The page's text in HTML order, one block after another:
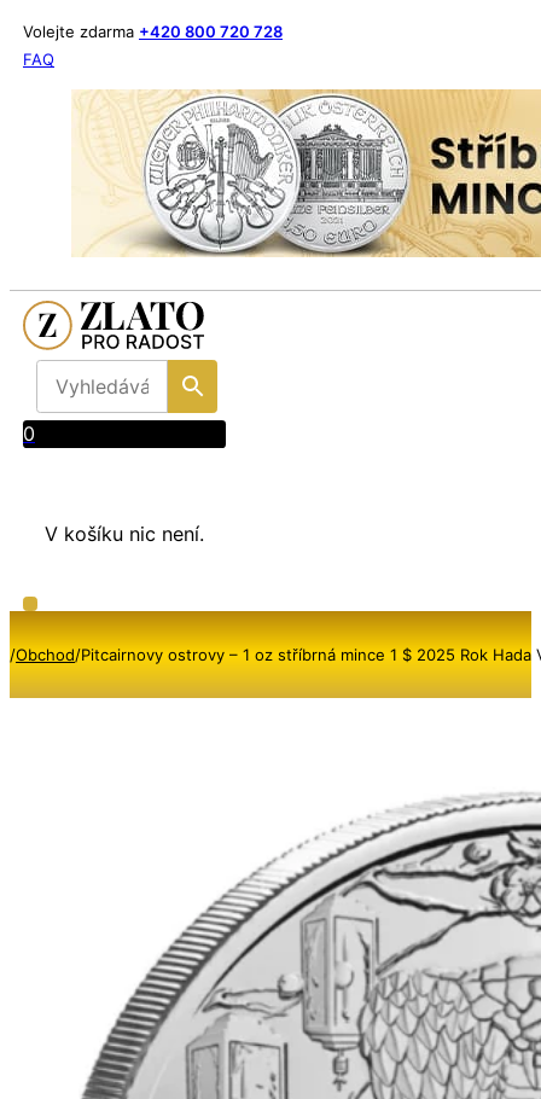
Volejte zdarma +420 800 720 728
FAQ
0
V košíku nic není.
/Obchod/Pitcairnovy ostrovy – 1 oz stříbrná mince 1 $ 2025 Rok